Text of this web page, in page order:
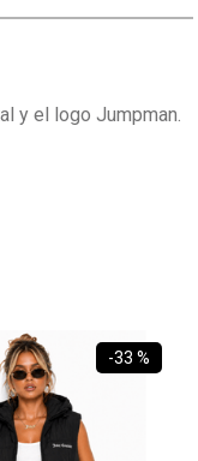
y el logo Jumpman.
-33 %